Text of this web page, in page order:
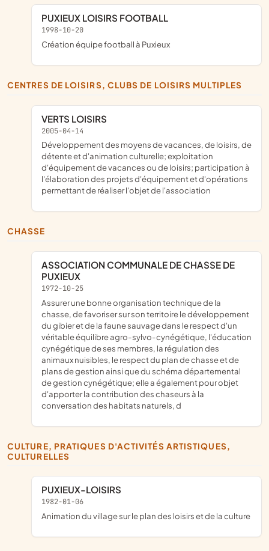
PUXIEUX LOISIRS FOOTBALL
1998-10-20
création équipe football à Puxieux
CENTRES DE LOISIRS, CLUBS DE LOISIRS MULTIPLES
VERTS LOISIRS
2005-04-14
développement des moyens de vacances, de loisirs, de
détente et d'animation culturelle; exploitation
d'équipement de vacances ou de loisirs; participation à
l'élaboration des projets d'équipement et d'opérations
permettant de réaliser l'objet de l'association
CHASSE
ASSOCIATION COMMUNALE DE CHASSE DE
PUXIEUX
1972-10-25
assurer une bonne organisation technique de la
chasse, de favoriser sur son territoire le développement
du gibier et de la faune sauvage dans le respect d'un
véritable équilibre agro-sylvo-cynégétique, l'éducation
cynégétique de ses membres, la régulation des
animaux nuisibles, le respect du plan de chasse et de
plans de gestion ainsi que du schéma départemental
de gestion cynégétique; elle a également pour objet
d'apporter la contribution des chaseurs à la
conversation des habitats naturels, d
CULTURE, PRATIQUES D'ACTIVITÉS ARTISTIQUES,
CULTURELLES
PUXIEUX-LOISIRS
1982-01-06
animation du village sur le plan des loisirs et de la culture